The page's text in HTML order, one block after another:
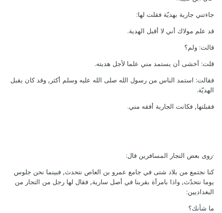
جاءتني جارية بهديّة فقلت لها:
قد علم مولاك أني لا أقبل الهدية.
قالت: ولم؟
قلت: أخشى أن يستمد مني علما لأجل هديته.
فقالت: استمد الناس من رسول الله صلى الله عليه وسلم أكثر, وقد كان يقبل
الهديّة.
فقبلتها, فكانت الجارية أفقه مني.
·روى بعض التجار المسافرين قال:
كنا نجتمع من بلاد شتى في جامع عمرو بن العاص نتحدث, فبينما نحن جلوس
يوما نتحدّث, واذا بامرأة بقربنا في أصل سارية, فقال لها رجل من التجار من
البغداديين:
ما شأنك؟